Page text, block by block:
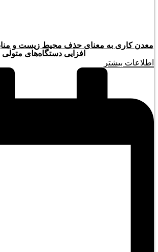
معدن کاری به معنای حذف محیط زیست و
افزایی دستگاه‌های متولی
اطلاعات بیشتر